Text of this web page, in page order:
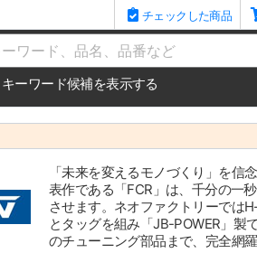
チェックした商品
キーワード候補を表示する
「未来を変えるモノづくり」を
表作である「FCR」は、千分の一
させます。ネオファクトリーでは
とタッグを組み「JB-POWER」製
のチューニング部品まで、完全網羅